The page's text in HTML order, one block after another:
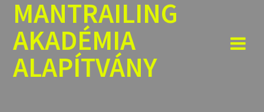
Skip
to
MANTRAILING
AKADÉMIA
ALAPÍTVÁNY